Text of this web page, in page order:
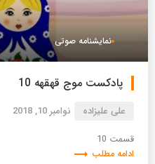
نمایشنامه صوتی
پادکست موج قهقهه 10
علی علیزاده نوامبر 10, 2018
قسمت 10
ادامه مطلب trending_flat